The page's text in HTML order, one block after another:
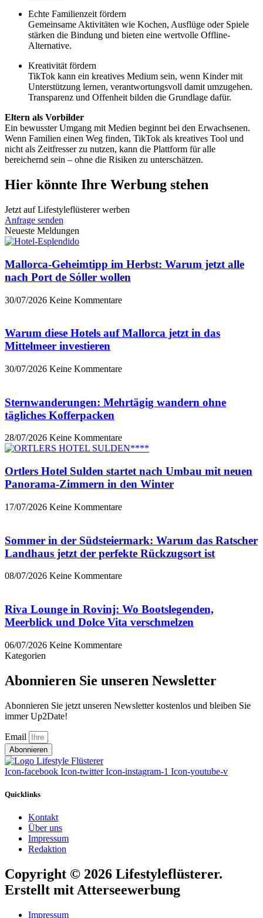
Echte Familienzeit fördern
Gemeinsame Aktivitäten wie Kochen, Ausflüge oder Spiele
stärken die Bindung und bieten eine wertvolle Offline-
Alternative.
Kreativität fördern
TikTok kann ein kreatives Medium sein, wenn Kinder mit
Unterstützung lernen, verantwortungsvoll damit umzugehen.
Transparenz und Offenheit bilden die Grundlage dafür.
Eltern als Vorbilder
Ein bewusster Umgang mit Medien beginnt bei den Erwachsenen.
Wenn Familien einen Weg finden, TikTok als kreatives Tool und
nicht als Zeitfresser zu nutzen, kann die Plattform für alle
bereichernd sein – ohne die Risiken zu unterschätzen.
Hier könnte Ihre Werbung stehen
Jetzt auf Lifestyleflüsterer werben
Anfrage senden
Neueste Meldungen
Mallorca-Geheimtipp im Herbst: Warum jetzt alle
nach Port de Sóller wollen
30/07/2026 Keine Kommentare
Warum diese Hotels auf Mallorca jetzt in das
Mittelmeer investieren
30/07/2026 Keine Kommentare
Sternwanderungen: Mehrtägig wandern ohne
tägliches Kofferpacken
28/07/2026 Keine Kommentare
Ortlers Hotel Sulden startet nach Umbau mit neuen
Panorama-Zimmern in den Winter
17/07/2026 Keine Kommentare
Sommer in der Südsteiermark: Warum das Ratscher
Landhaus jetzt der perfekte Rückzugsort ist
08/07/2026 Keine Kommentare
Riva Lounge in Rovinj: Wo Bootslegenden,
Meerblick und Dolce Vita verschmelzen
06/07/2026 Keine Kommentare
Kategorien
Abonnieren Sie unseren Newsletter
Abonnieren Sie jetzt unseren Newsletter kostenlos und bleiben Sie
immer Up2Date!
Email
Abonnieren
Icon-facebook Icon-twitter Icon-instagram-1 Icon-youtube-v
Quicklinks
Kontakt
Über uns
Impressum
Redaktion
Copyright © 2026 Lifestyleflüsterer.
Erstellt mit Atterseewerbung
Impressum